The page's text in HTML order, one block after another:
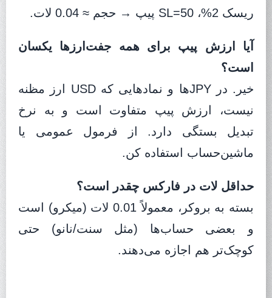
ریسک 2%، SL=50 پیپ → حجم ≈ 0.04 لات.
آیا ارزش پیپ برای همه جفت‌ارزها یکسان
است؟
خیر. در JPYها و نمادهایی که USD ارز مظنه
نیست، ارزش پیپ متفاوت است و به نرخ
تبدیل بستگی دارد. از فرمول عمومی یا
ماشین‌حساب استفاده کن.
حداقل لات در فارکس چقدر است؟
بسته به بروکر، معمولاً 0.01 لات (میکرو) است
و بعضی حساب‌ها (مثل سنت/نانو) حتی
کوچک‌تر هم اجازه می‌دهند.